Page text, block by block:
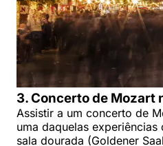
3. Concerto de Mozart
Assistir a um concerto de
uma daquelas
sala dourada (Goldener